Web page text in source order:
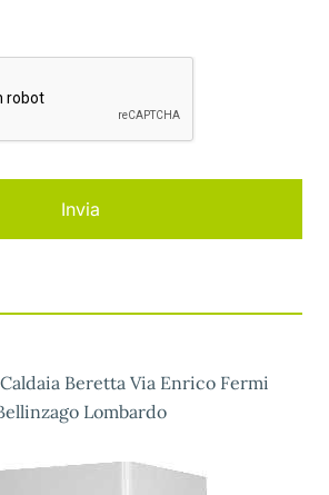
Beretta Via Enrico Fermi
Lombardo